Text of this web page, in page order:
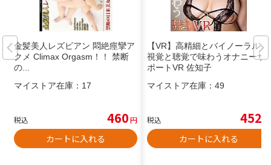
金髪美人レズビアン 悶絶痙攣ア
クメ Climax Orgasm！！ 禁断
の...
マイストア在庫： 17
税込 460円
カートに入れる
【VR】高精細とバイノーラル、
視覚と聴覚で味わうオナニーサ
ポートVR 佐知子
マイストア在庫： 49
税込 452
カートに入れる